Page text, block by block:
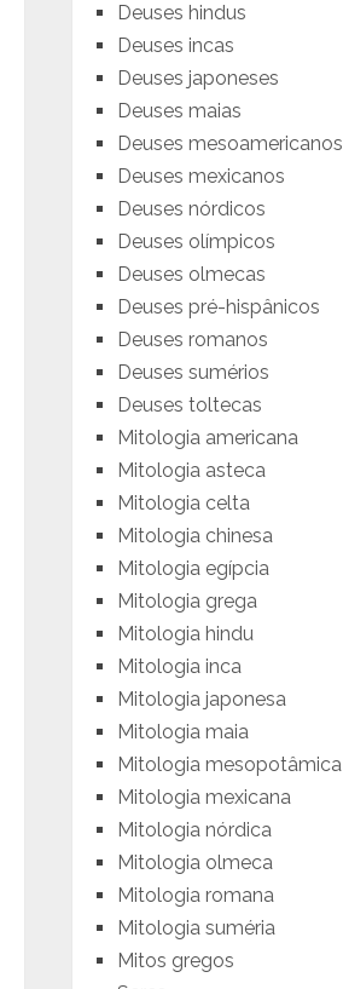
Deuses hindus
Deuses incas
Deuses japoneses
Deuses maias
Deuses mesoamericanos
Deuses mexicanos
Deuses nórdicos
Deuses olímpicos
Deuses olmecas
Deuses pré-hispânicos
Deuses romanos
Deuses sumérios
Deuses toltecas
Mitologia americana
Mitologia asteca
Mitologia celta
Mitologia chinesa
Mitologia egípcia
Mitologia grega
Mitologia hindu
Mitologia inca
Mitologia japonesa
Mitologia maia
Mitologia mesopotâmica
Mitologia mexicana
Mitologia nórdica
Mitologia olmeca
Mitologia romana
Mitologia suméria
Mitos gregos